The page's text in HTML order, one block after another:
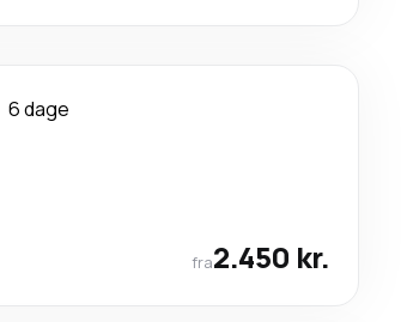
6 dage
fra2.450 kr.